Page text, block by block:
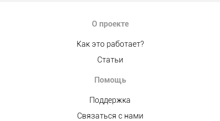
О проекте
Как это работает?
Статьи
Помощь
Поддержка
Связаться с нами